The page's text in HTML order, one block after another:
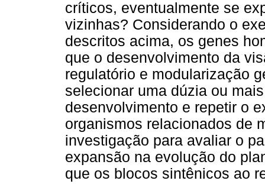
críticos, eventualmente se
vizinhas? Considerando o
descritos acima, os genes
que o desenvolvimento da
regulatório e modularização
selecionar uma dúzia ou
desenvolvimento e repetir o
organismos relacionados de
investigação para avaliar o
expansão na evolução do
que os blocos sintênicos ao